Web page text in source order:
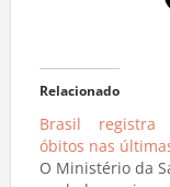
Relacionado
Brasil registra
óbitos nas
O Ministério da